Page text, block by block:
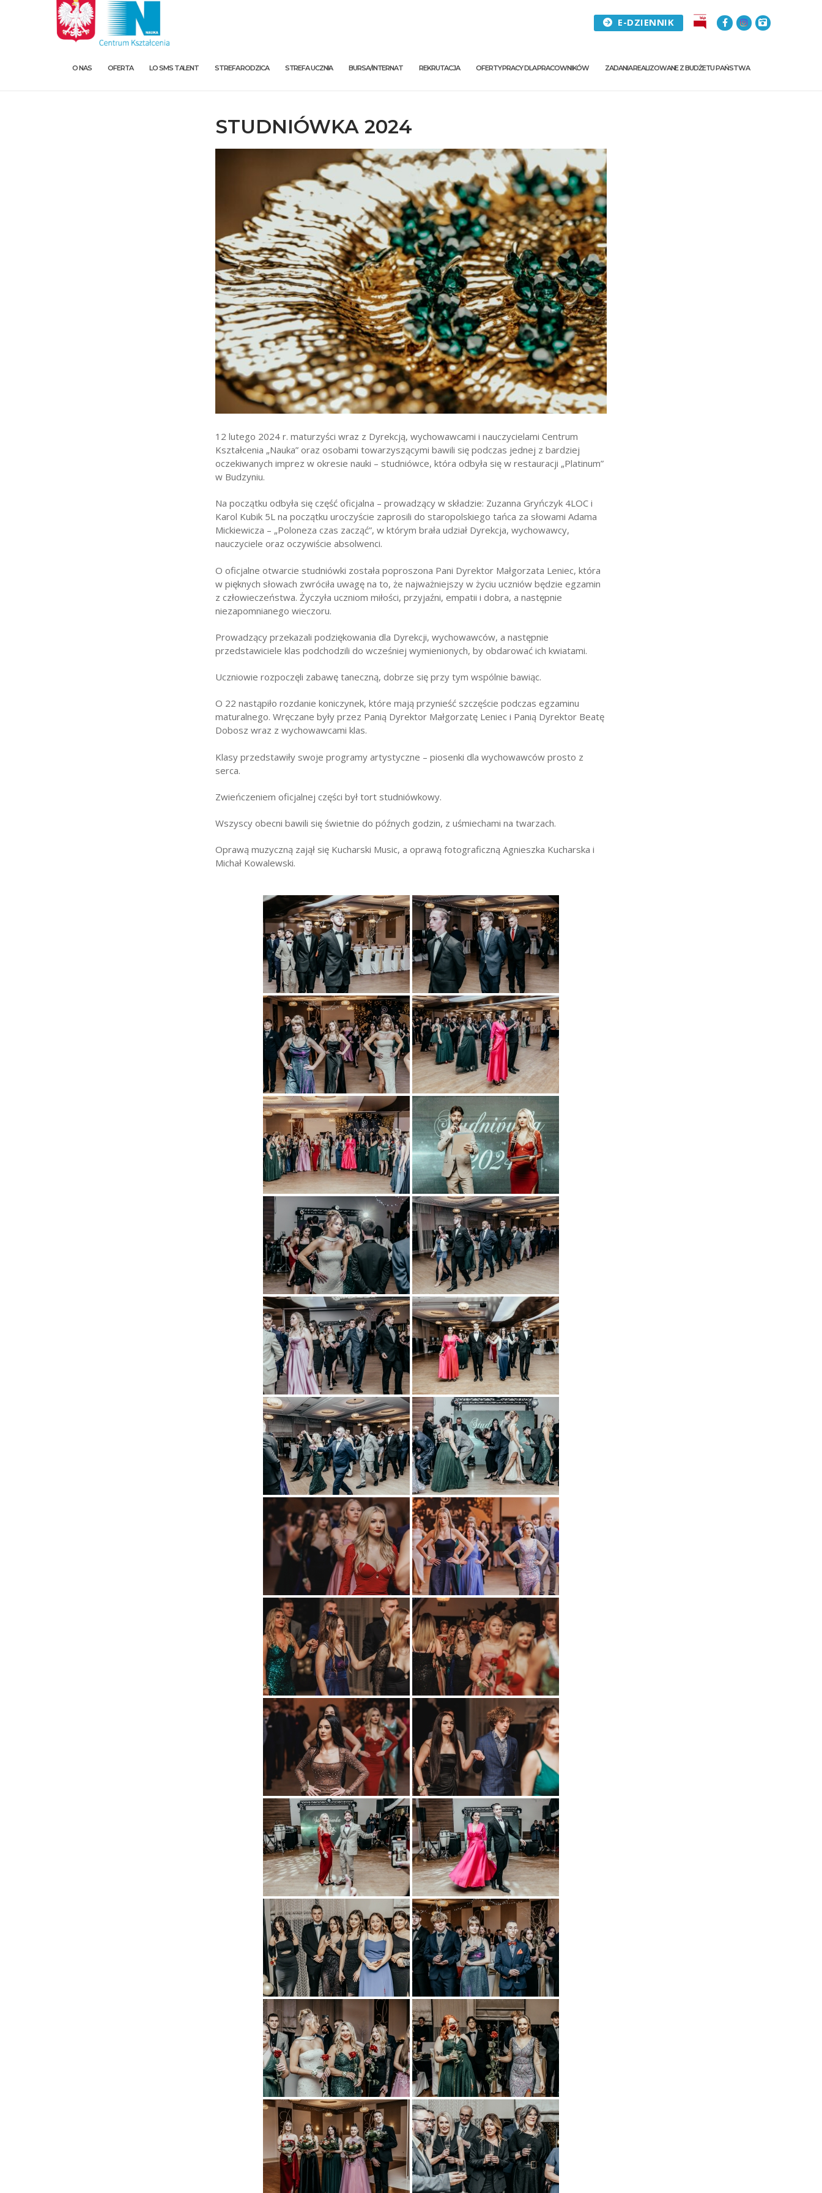
E-DZIENNIK
O NAS OFERTA LO SMS TALENT STREFA RODZICA STREFA UCZNIA BURSA/INTERNAT REKRUTACJA OFERTY PRACY DLA PRACOWNIKÓW ZADANIA REALIZOWANE Z BUDŻETU PAŃSTWA
Oferta
LO SMS Talent
Strefa rodzica
Strefa ucznia
Bursa/Internat
Rekrutacja
Oferty pracy dla pracowników
Zadania realizowane z budżetu państwa
STUDNIÓWKA 2024
12 lutego 2024 r. maturzyści wraz z Dyrekcją, wychowawcami i nauczycielami Centrum
Kształcenia „Nauka” oraz osobami towarzyszącymi bawili się podczas jednej z bardziej
oczekiwanych imprez w okresie nauki – studniówce, która odbyła się w restauracji „Platinum”
w Budzyniu.
Na początku odbyła się część oficjalna – prowadzący w składzie: Zuzanna Gryńczyk 4LOC i
Karol Kubik 5L na początku uroczyście zaprosili do staropolskiego tańca za słowami Adama
Mickiewicza – „Poloneza czas zacząć”, w którym brała udział Dyrekcja, wychowawcy,
nauczyciele oraz oczywiście absolwenci.
O oficjalne otwarcie studniówki została poproszona Pani Dyrektor Małgorzata Leniec, która
w pięknych słowach zwróciła uwagę na to, że najważniejszy w życiu uczniów będzie egzamin
z człowieczeństwa. Życzyła uczniom miłości, przyjaźni, empatii i dobra, a następnie
niezapomnianego wieczoru.
Prowadzący przekazali podziękowania dla Dyrekcji, wychowawców, a następnie
przedstawiciele klas podchodzili do wcześniej wymienionych, by obdarować ich kwiatami.
Uczniowie rozpoczęli zabawę taneczną, dobrze się przy tym wspólnie bawiąc.
O 22 nastąpiło rozdanie koniczynek, które mają przynieść szczęście podczas egzaminu
maturalnego. Wręczane były przez Panią Dyrektor Małgorzatę Leniec i Panią Dyrektor Beatę
Dobosz wraz z wychowawcami klas.
Klasy przedstawiły swoje programy artystyczne – piosenki dla wychowawców prosto z
serca.
Zwieńczeniem oficjalnej części był tort studniówkowy.
Wszyscy obecni bawili się świetnie do późnych godzin, z uśmiechami na twarzach.
Oprawą muzyczną zajął się Kucharski Music, a oprawą fotograficzną Agnieszka Kucharska i
Michał Kowalewski.